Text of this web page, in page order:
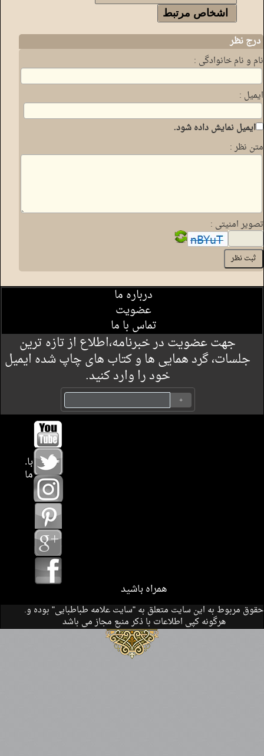
اشخاص مرتبط
درج نظر
نام و نام خانوادگی :
ایمیل :
ایمیل نمایش داده شود.
متن نظر :
تصویر امنیتی :
درباره ما
عضویت
تماس با ما
جهت عضویت در خبرنامه،اطلاع از تازه ترین
جلسات، گرد همایی ها و کتاب های چاپ شده ایمیل
خود را وارد کنید.
.با
ما
همراه باشید
.حقوق مربوط به این سایت متعلق به "سایت علامه طباطبایی" بوده و
هرگونه کپی اطلاعات با ذکر منبع مجاز می باشد